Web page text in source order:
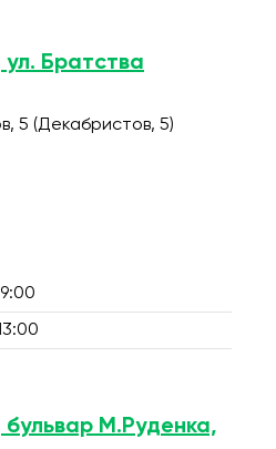
ул. Братства
5 (Декабристов, 5)
бульвар М.Руденка,